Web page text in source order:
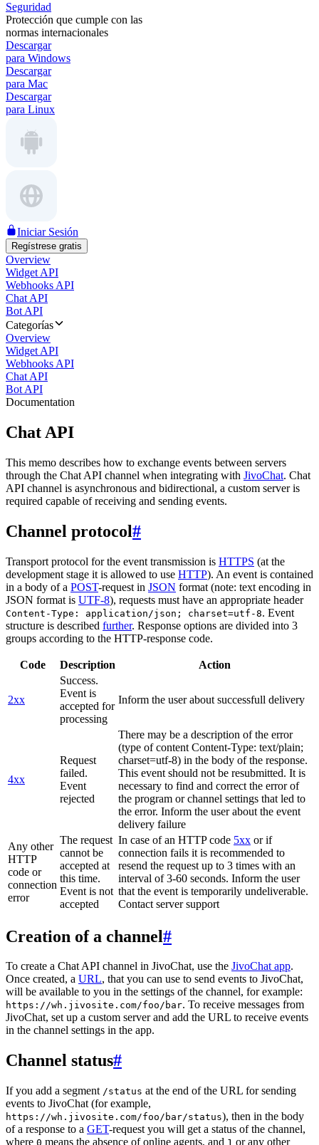
Seguridad
Protección que cumple con las
normas internacionales
Descargar
para Windows
Descargar
para Mac
Descargar
para Linux
Iniciar Sesión
Regístrese gratis
Overview
Widget API
Webhooks API
Chat API
Bot API
Categorías
Overview
Widget API
Webhooks API
Chat API
Bot API
Documentation
Chat API
This memo describes how to exchange events between servers
through the Chat API channel when integrating with JivoChat. Chat
API channel is asynchronous and bidirectional, a custom server is
required capable of receiving and sending events.
Channel protocol#
Transport protocol for the event transmission is HTTPS (at the
development stage it is allowed to use HTTP). An event is contained
in a body of a POST-request in JSON format (note: text encoding in
JSON format is UTF-8), requests must have an appropriate header
Content-Type: application/json; charset=utf-8. Event
structure is described further. Response options are divided into 3
groups according to the HTTP-response code.
Code Description Action
2xx
Success.
Event is
accepted for
processing
Inform the user about successfull delivery
4xx
Request
failed.
Event
rejected
There may be a description of the error
(type of content Content-Type: text/plain;
charset=utf-8) in the body of the response.
This event should not be resubmitted. It is
necessary to find and correct the error of
the program or channel settings that led to
the error. Inform the user about the event
delivery failure
Any other
HTTP
code or
connection
error
The request
cannot be
accepted at
this time.
Event is not
accepted
In case of an HTTP code 5xx or if
connection fails it is recommended to
resend the request up to 3 times with an
interval of 3-60 seconds. Inform the user
that the event is temporarily undeliverable.
Contact server support
Creation of a channel#
To create a Chat API channel in JivoChat, use the JivoChat app.
Once created, a URL, that you can use to send events to JivoChat,
will be available to you in the settings of the channel, for example:
https://wh.jivosite.com/foo/bar. To receive messages from
JivoChat, set up a custom server and add the URL to receive events
in the channel settings in the app.
Channel status#
If you add a segment /status at the end of the URL for sending
events to JivoChat (for example,
https://wh.jivosite.com/foo/bar/status), then in the body
of a response to a GET-request you will get a status of the channel,
where 0 means the absence of online agents, and 1 or any other